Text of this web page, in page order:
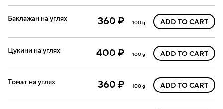
Баклажан на углях 360 ₽ 100 g ADD TO CART
Цукини на углях 400 ₽ 100 g ADD TO CART
Томат на углях 360 ₽ 100 g ADD TO CART